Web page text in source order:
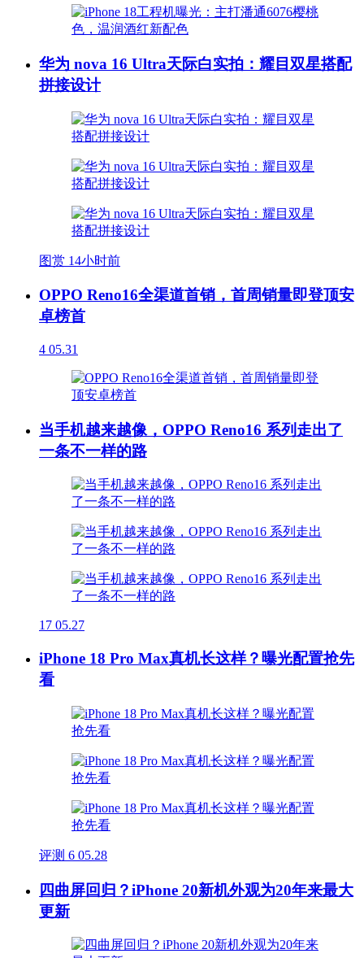
华为 nova 16 Ultra天际白实拍：耀目双星搭配
拼接设计
图赏 14小时前
OPPO Reno16全渠道首销，首周销量即登顶安
卓榜首
4 05.31
当手机越来越像，OPPO Reno16 系列走出了
一条不一样的路
17 05.27
iPhone 18 Pro Max真机长这样？曝光配置抢先
看
评测 6 05.28
四曲屏回归？iPhone 20新机外观为20年来最大
更新